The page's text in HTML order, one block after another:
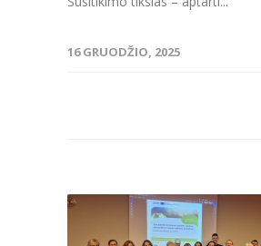
16 GRUODŽIO, 2025